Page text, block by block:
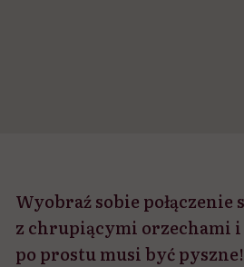
Wyobraź sobie
z chrupiącymi orzechami i
po prostu musi być pyszne!